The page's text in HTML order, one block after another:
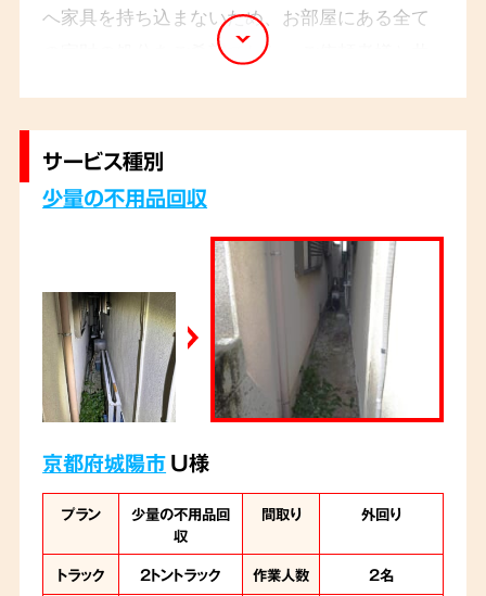
へ家具を持ち込まないため、お部屋にある全て
の家財の処分をご希望でした。ご依頼者様と共
家電がすべて運び出され、すっきりと綺麗にな
ったお部屋を見て、「これで気持ちよく同居を始
サービス種別
少量の不用品回収
京都府城陽市U様
プラン
少量の不用品回
収
間取り 外回り
トラック 2トントラック 作業人数 2名